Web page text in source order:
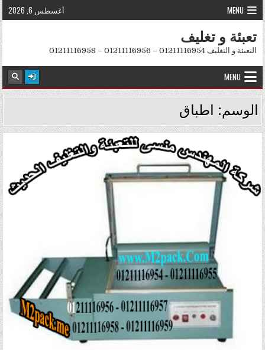
Skip to content
MENU أغسطس 6, 2026
تعبئة و تغليف
التعبئة و التغليف 01211116954 – 01211116956 – 01211116958
MENU
الوسم: اطباق
Posted in